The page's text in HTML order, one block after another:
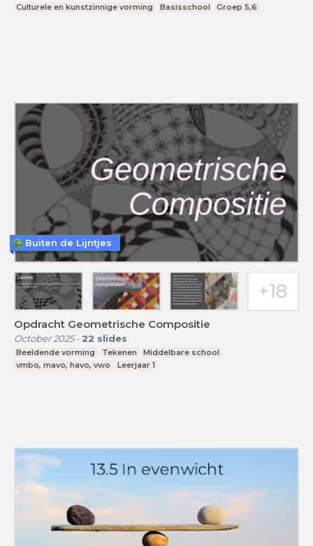
Culturele en kunstzinnige vorming Basisschool Groep 5,6
Opdracht Geometrische Compositie
October 2025- 22 slides
Beeldende vorming Tekenen
Middelbare school
vmbo, mavo, havo, vwo
Leerjaar 1
Buiten de Lijntjes